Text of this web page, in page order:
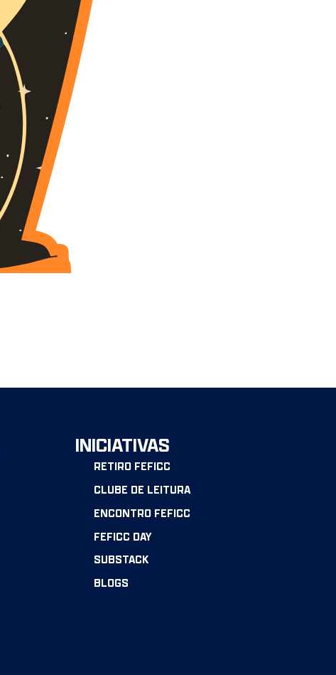
INICIATIVAS
RETIRO FEFICC
CLUBE DE LEITURA
ENCONTRO FEFICC
FEFICC DAY
SUBSTACK
BLOGS